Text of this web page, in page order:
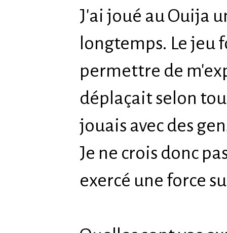
J'ai joué au Ouija
longtemps. Le jeu
permettre de
déplaçait selon
jouais avec des
Je ne crois donc
exercé une force